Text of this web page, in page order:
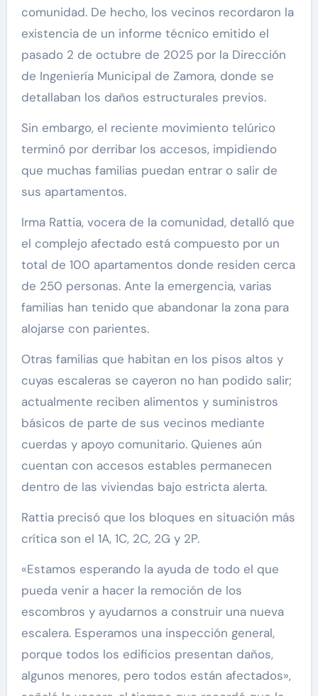
comunidad. De hecho, los vecinos recordaron la
existencia de un informe técnico emitido el
pasado 2 de octubre de 2025 por la Dirección
de Ingeniería Municipal de Zamora, donde se
detallaban los daños estructurales previos.
Sin embargo, el reciente movimiento telúrico
terminó por derribar los accesos, impidiendo
que muchas familias puedan entrar o salir de
sus apartamentos.
Irma Rattia, vocera de la comunidad, detalló que
el complejo afectado está compuesto por un
total de 100 apartamentos donde residen cerca
de 250 personas. Ante la emergencia, varias
familias han tenido que abandonar la zona para
alojarse con parientes.
Otras familias que habitan en los pisos altos y
cuyas escaleras se cayeron no han podido salir;
actualmente reciben alimentos y suministros
básicos de parte de sus vecinos mediante
cuerdas y apoyo comunitario. Quienes aún
cuentan con accesos estables permanecen
dentro de las viviendas bajo estricta alerta.
Rattia precisó que los bloques en situación más
crítica son el 1A, 1C, 2C, 2G y 2P.
«Estamos esperando la ayuda de todo el que
pueda venir a hacer la remoción de los
escombros y ayudarnos a construir una nueva
escalera. Esperamos una inspección general,
porque todos los edificios presentan daños,
algunos menores, pero todos están afectados»,